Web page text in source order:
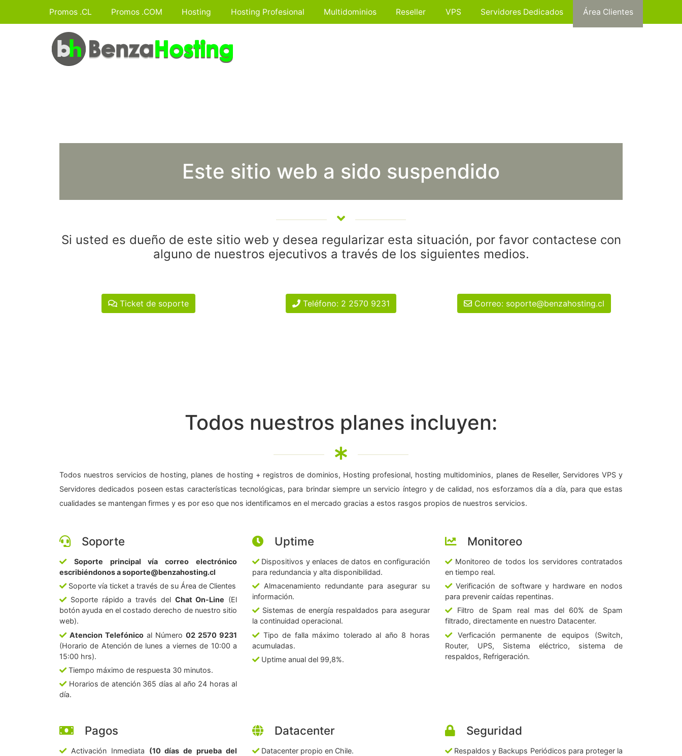
Promos .CL Promos .COM Hosting Hosting Profesional Multidominios Reseller VPS Servidores Dedicados Área Clientes
Este sitio web a sido suspendido
Si usted es dueño de este sitio web y desea regularizar esta situación, por favor contactese con
alguno de nuestros ejecutivos a través de los siguientes medios.
Ticket de soporte Teléfono: 2 2570 9231 Correo: soporte@benzahosting.cl
Todos nuestros planes incluyen:
Todos nuestros servicios de hosting, planes de hosting + registros de dominios, Hosting profesional, hosting multidominios, planes de Reseller, Servidores VPS y
Servidores dedicados poseen estas características tecnológicas, para brindar siempre un servicio íntegro y de calidad, nos esforzamos día a día, para que estas
cualidades se mantengan firmes y es por eso que nos identificamos en el mercado gracias a estos rasgos propios de nuestros servicios.
Soporte
Soporte principal vía correo electrónico
escribiéndonos a soporte@benzahosting.cl
Soporte vía ticket a través de su Área de Clientes
Soporte rápido a través del Chat On-Line (El
botón ayuda en el costado derecho de nuestro sitio
web).
Atencion Telefónico al Número 02 2570 9231
(Horario de Atención de lunes a viernes de 10:00 a
15:00 hrs).
Tiempo máximo de respuesta 30 minutos.
Horarios de atención 365 días al año 24 horas al
día.
Uptime
Dispositivos y enlaces de datos en configuración
para redundancia y alta disponibilidad.
Almacenamiento redundante para asegurar su
información.
Sistemas de energía respaldados para asegurar
la continuidad operacional.
Tipo de falla máximo tolerado al año 8 horas
acumuladas.
Uptime anual del 99,8%.
Monitoreo
Monitoreo de todos los servidores contratados
en tiempo real.
Verificación de software y hardware en nodos
para prevenir caídas repentinas.
Filtro de Spam real mas del 60% de Spam
filtrado, directamente en nuestro Datacenter.
Verficación permanente de equipos (Switch,
Router, UPS, Sistema eléctrico, sistema de
respaldos, Refrigeración.
Pagos
Activación Inmediata (10 días de prueba del
Datacenter
Datacenter propio en Chile.
Seguridad
Respaldos y Backups Periódicos para proteger la